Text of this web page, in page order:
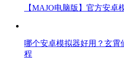
【MAJO电脑版】官方安卓
哪个安卓模拟器好用？玄霄
程